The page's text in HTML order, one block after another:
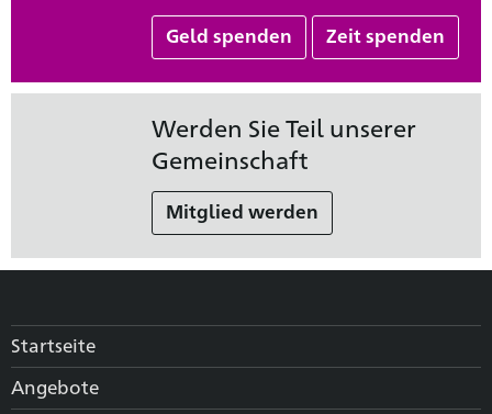
Geld spenden Zeit spenden
Werden Sie Teil unserer
Gemeinschaft
Mitglied werden
Startseite
Angebote